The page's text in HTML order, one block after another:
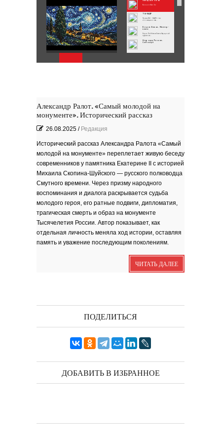
Зелёные мемориалы памяти и славы Винсент Ван Гог
ТЫ-КАДР
Проект «ТЫ – КАДР» — это
инновационная...
Борис Бланк. Мастер-
класс
Борис Лейбович Бланк Народный
художник...
Народы России.
Сабантуй
Народы России
РИНА ЗЕЛЕНАЯ
организации....
В основе фильма - работа русского
писателя Василия...
Омский писатель на
Первом городском
Зола
зола. Песня
Я видела бога
забившимся в угол...
Исповедь 3.
Дорогие друзья! В 2018 году
исполняется 95 лет...
Александр Ралот. «Самый молодой на
монументе». Исторический рассказ
26.08.2025 / Редакция
Исторический рассказ Александра Ралота «Самый
молодой на монументе» переплетает живую беседу
современников у памятника Екатерине II с историей
Михаила Скопина-Шуйского — русского полководца
Смутного времени. Через призму народного
воспоминания и диалога раскрывается судьба
молодого героя, его ратные подвиги, дипломатия,
трагическая смерть и образ на монументе
Тысячелетия России. Автор показывает, как
отдельная личность меняла ход истории, оставляя
память и уважение последующим поколениям.
ЧИТАТЬ ДАЛЕЕ
ПОДЕЛИТЬСЯ
ДОБАВИТЬ В ИЗБРАННОЕ